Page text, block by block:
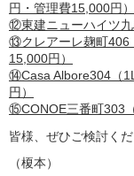
円・管理費15,000円）
⑫東建ニューハイツ九
⑬クレアーレ麹町406
15,000円）
⑭Casa Albore304（
円）
⑮CONOE三番町303
皆様、ぜひご検討くだ
（榎本）